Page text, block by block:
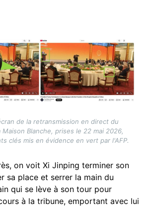
de la retransmission en direct du
Maison Blanche, prises le 22 mai 2026,
clés mis en évidence en vert par l'AFP.
on voit Xi Jinping terminer son
sa place et serrer la main du
qui se lève à son tour pour
à la tribune, emportant avec lui